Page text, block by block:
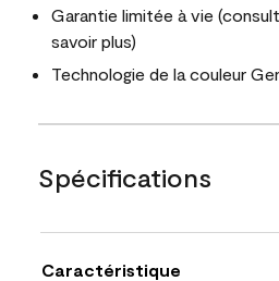
Garantie limitée à vie
savoir plus)
Technologie de la couleur
Spécifications
Caractéristique